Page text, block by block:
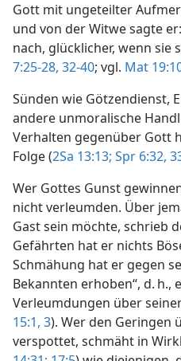
Gott mit ungeteilter
und von der Witwe sagte
nach, glücklicher, wenn sie
7:25-28, 32-40; vgl. Mat
Sünden wie Götzendienst,
andere unmoralische
Verhalten gegenüber Gott
Folge (2Sa 13:13; Spr 6:32,
Wer Gottes Gunst
nicht verleumden. Über
Gast sein möchte, schrieb
Gefährten hat er nichts
Schmähung hat er gegen
Bekannten erhoben“, d. h.,
Verleumdungen über
15:1, 3). Wer den Geringen
verspottet, schmäht in